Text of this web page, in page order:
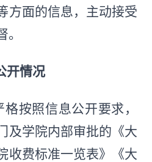
方面的信息，主动接受
开情况
按照信息公开要求，
及学院内部审批的《大
收费标准一览表》《大